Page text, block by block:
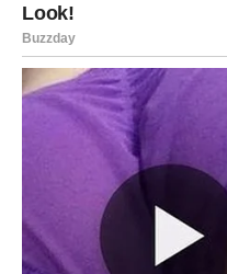
KAKO PRIPREMITI
Za početak, osigurajte da je
sitnu ribež i nježno uklonite
uđete preduboko i ne
ste skupili koricu,
okrepljujući sok.
Ostavite i koru i sok za
Kako biste postigli glatku i